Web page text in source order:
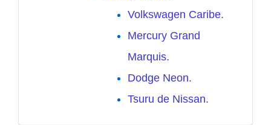
Volkswagen Caribe.
Mercury Grand
Marquis.
Dodge Neon.
Tsuru de Nissan.